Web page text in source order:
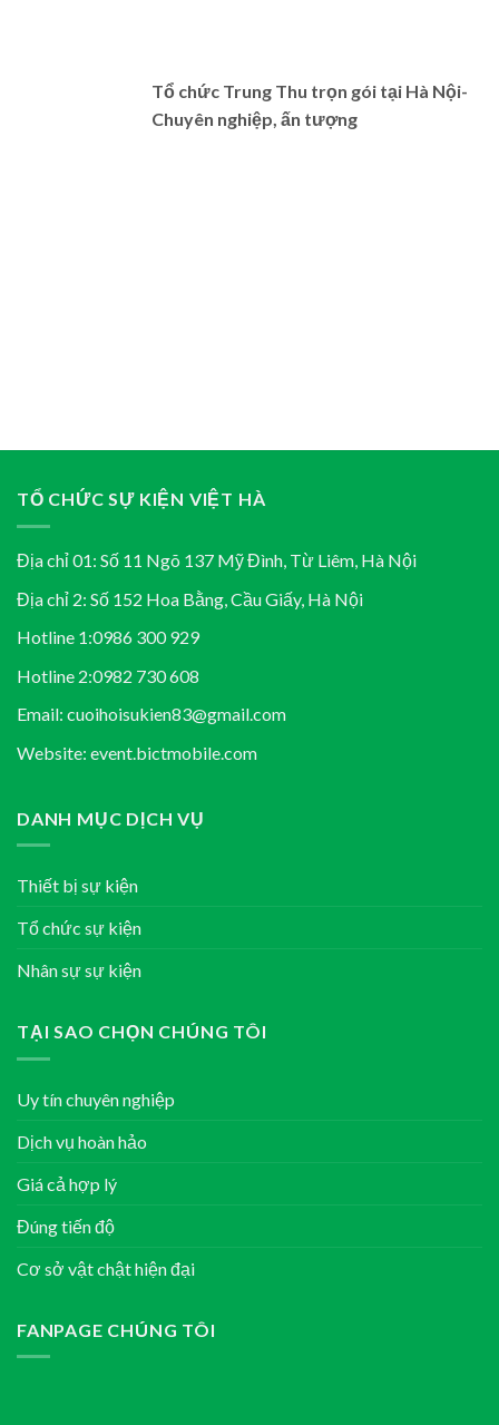
Tổ chức Trung Thu trọn gói tại Hà Nội-
Chuyên nghiệp, ấn tượng
TỔ CHỨC SỰ KIỆN VIỆT HÀ
Địa chỉ 01: Số 11 Ngõ 137 Mỹ Đình, Từ Liêm, Hà Nội
Địa chỉ 2: Số 152 Hoa Bằng, Cầu Giấy, Hà Nội
Hotline 1:0986 300 929
Hotline 2:0982 730 608
Email: cuoihoisukien83@gmail.com
Website: event.bictmobile.com
DANH MỤC DỊCH VỤ
Thiết bị sự kiện
Tổ chức sự kiện
Nhân sự sự kiện
TẠI SAO CHỌN CHÚNG TÔI
Uy tín chuyên nghiệp
Dịch vụ hoàn hảo
Giá cả hợp lý
Đúng tiến độ
Cơ sở vật chật hiện đại
FANPAGE CHÚNG TÔI